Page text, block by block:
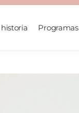
Programas